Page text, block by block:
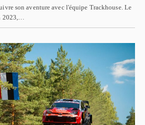
son aventure avec l'équipe Trackhouse. Le
2023,…